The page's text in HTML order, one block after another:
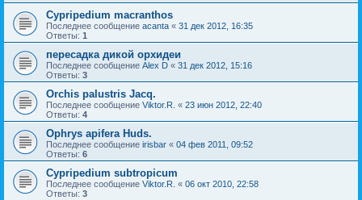
Cypripedium macranthos
Последнее сообщение acanta « 31 дек 2012, 16:35
Ответы: 1
пересадка дикой орхидеи
Последнее сообщение Alex D « 31 дек 2012, 15:16
Ответы: 3
Orchis palustris Jacq.
Последнее сообщение Viktor.R. « 23 июн 2012, 22:40
Ответы: 4
Ophrys apifera Huds.
Последнее сообщение irisbar « 04 фев 2011, 09:52
Ответы: 6
Cypripedium subtropicum
Последнее сообщение Viktor.R. « 06 окт 2010, 22:58
Ответы: 3